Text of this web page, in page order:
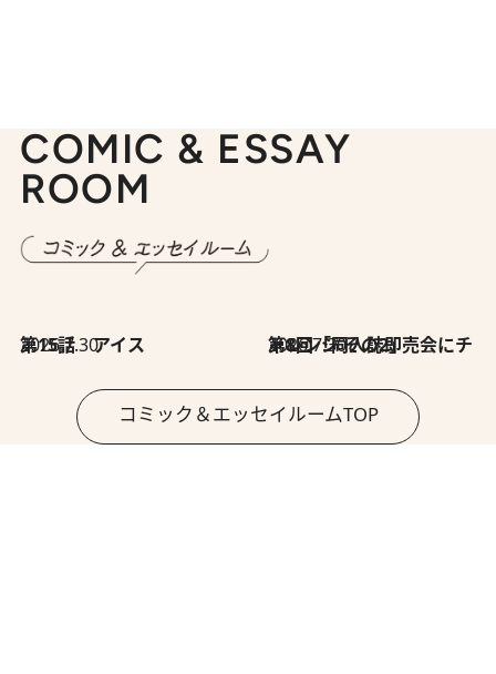
COMIC & ESSAY
ROOM
2026.7.30
第15話 アイス 2026.7.30
第8回「同人誌即売会にチャレンジ その2」
コミック＆エッセイルームTOP